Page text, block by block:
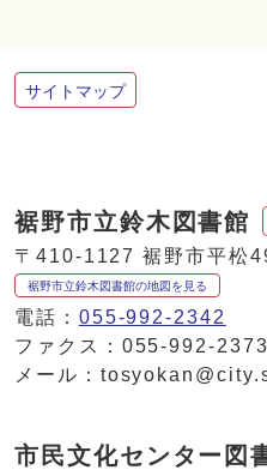
サイトマップ
裾野市立鈴木図書館
〒410-1127 裾野市平松
裾野市立鈴木図書館の地図を見る
電話： 055-992-2342
ファクス：055-992-2373
メール：
市民文化センター図